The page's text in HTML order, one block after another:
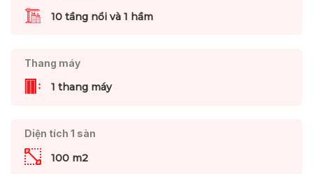
10 tầng nổi và 1 hầm
Thang máy
1 thang máy
Diện tích 1 sàn
100 m2